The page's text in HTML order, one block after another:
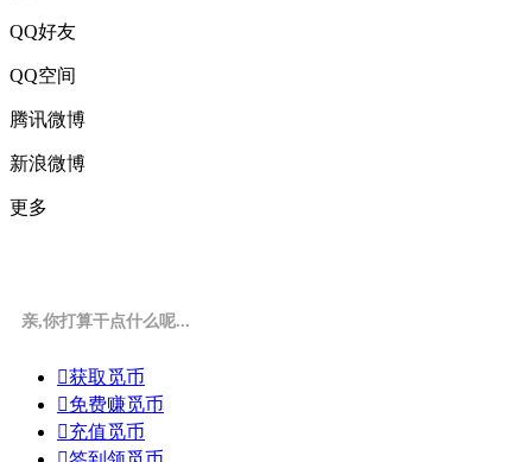
QQ好友
QQ空间
腾讯微博
新浪微博
更多
亲,你打算干点什么呢...
获取觅币
免费赚觅币
充值觅币